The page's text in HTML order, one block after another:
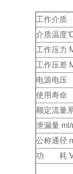
工作介质
介质温度
工作压力
工作压差
电源电压
使用寿命
额定流量
泄漏量
公称通径
功 耗